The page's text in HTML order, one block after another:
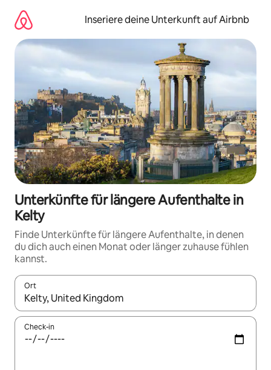
Inhalten
springen
Inseriere deine Unterkunft auf Airbnb
Unterkünfte für längere Aufenthalte in
Kelty
Finde Unterkünfte für längere Aufenthalte, in denen
du dich auch einen Monat oder länger zuhause fühlen
kannst.
Ort
Wenn Ergebnisse verfügbar sind, navigiere mit den
Check-in